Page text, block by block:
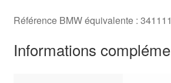
Référence BMW équivalente :
Informations